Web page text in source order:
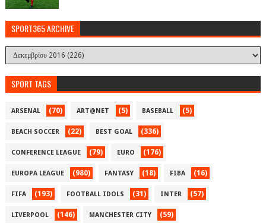
SPORT365 ARCHIVE
SPORT TAGS
ARSENAL (70) ART@NET (5) BASEBALL (5)
BEACH SOCCER (22) BEST GOAL (336)
CONFERENCE LEAGUE (79) EURO (176)
EUROPA LEAGUE (980) FANTASY (18) FIBA (16)
FIFA (193) FOOTBALL IDOLS (31) INTER (57)
LIVERPOOL (146) MANCHESTER CITY (59)